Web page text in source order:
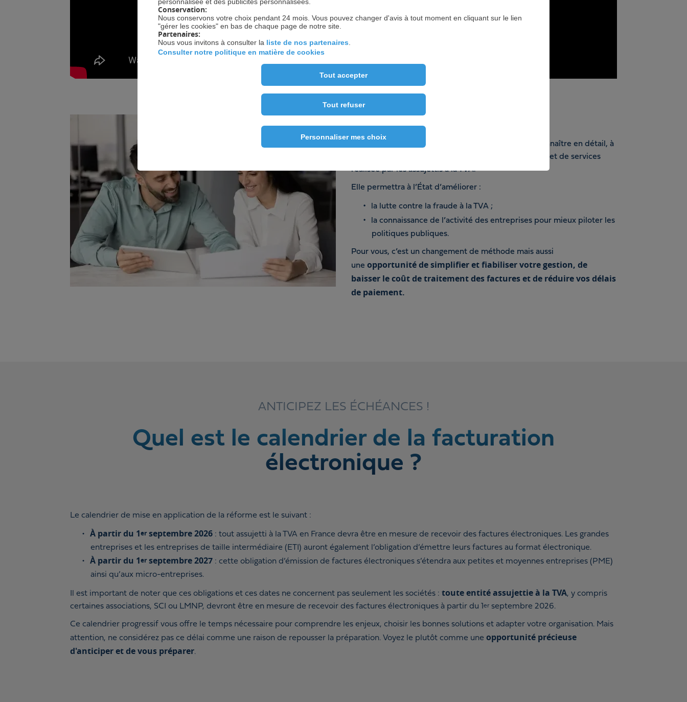
Les objectifs de la réforme
La réforme permettra à l’administration fiscale de connaître en détail, à
quelques rares exceptions près, toute vente de biens et de services
réalisée par les assujettis à la TVA.
Elle permettra à l’État d’améliorer :
la lutte contre la fraude à la TVA ;
la connaissance de l’activité des entreprises pour mieux piloter les
politiques publiques.
Pour vous, c’est un changement de méthode mais aussi
une opportunité de simplifier et fiabiliser votre gestion, de
baisser le coût de traitement des factures et de réduire vos délais
de paiement.
ANTICIPEZ LES ÉCHÉANCES !
Quel est le calendrier de la facturation
électronique ?
Le calendrier de mise en application de la réforme est le suivant :
À partir du 1er septembre 2026 : tout assujetti à la TVA en France devra être en mesure de recevoir des factures électroniques. Les grandes
entreprises et les entreprises de taille intermédiaire (ETI) auront également l’obligation d’émettre leurs factures au format électronique.
À partir du 1er septembre 2027 : cette obligation d’émission de factures électroniques s’étendra aux petites et moyennes entreprises (PME)
ainsi qu’aux micro-entreprises.
Il est important de noter que ces obligations et ces dates ne concernent pas seulement les sociétés : toute entité assujettie à la TVA, y compris
certaines associations, SCI ou LMNP, devront être en mesure de recevoir des factures électroniques à partir du 1
er septembre 2026.
Ce calendrier progressif vous offre le temps nécessaire pour comprendre les enjeux, choisir les bonnes solutions et adapter votre organisation. Mais
attention, ne considérez pas ce délai comme une raison de repousser la préparation. Voyez le plutôt comme une opportunité précieuse
d'anticiper et de vous préparer.
personnalisée et des publicités personnalisées.
Conservation:
Nous conservons votre choix pendant 24 mois. Vous pouvez changer d'avis à tout moment en cliquant sur le lien
"gérer les cookies" en bas de chaque page de notre site.
Partenaires:
Nous vous invitons à consulter la liste de nos partenaires.
Consulter notre politique en matière de cookies
Tout accepter
Tout refuser
Personnaliser mes choix